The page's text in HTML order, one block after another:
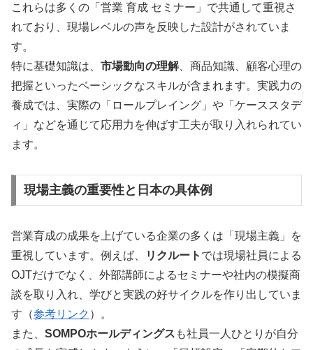
これらは多くの「営業 育成 セミナー」で共通して重視さ
れており、現場レベルの声を反映した設計がされていま
す。
特に基礎知識は、 市場動向の理解、商品知識、顧客心理の
把握といったベーシックなスキルが含まれます。実践力の
養成では、実際の「ロールプレイング」や「ケーススタデ
ィ」などを通じて応用力を伸ばす工夫が取り入れられてい
ます。
現場主義の重要性と日本の具体例
営業育成の成果を上げている企業の多くは「現場主義」を
重視しています。例えば、
リクルート では現場社員による
OJTだけでなく、外部講師によるセミナーや社内の模擬商
談を取り入れ、学びと実践の好サイクルを作り出していま
す（参考リンク ）。
また、 SOMPOホールディングス も社員一人ひとりが自分